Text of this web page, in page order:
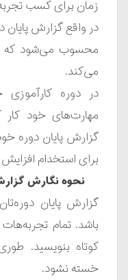
زمان برای کسب
در واقع گزارش
محسوب می‌شود که
می‌کند.
در دوره
مهارت‌های خود
گزارش پایان دوره
برای استخدام افزایش
نحوه نگارش
گزارش پایان
باشد. تمام
کوتاه بنویسید.
خسته نشود.